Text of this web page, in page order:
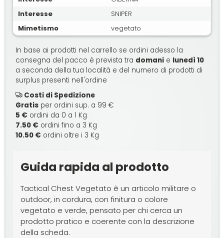
Interesse
SNIPER
Mimetismo
vegetato
In base ai prodotti nel carrello se ordini adesso la
consegna del pacco è prevista tra domani e lunedì 10
a seconda della tua località e del numero di prodotti di
surplus presenti nell'ordine
Costi di Spedizione
Gratis per ordini sup. a 99 €
5 € ordini da 0 a 1 Kg
7.50 € ordini fino a 3 Kg
10.50 € ordini oltre i 3 Kg
Guida rapida al prodotto
Tactical Chest Vegetato è un articolo militare o
outdoor, in cordura, con finitura o colore
vegetato e verde, pensato per chi cerca un
prodotto pratico e coerente con la descrizione
della scheda.